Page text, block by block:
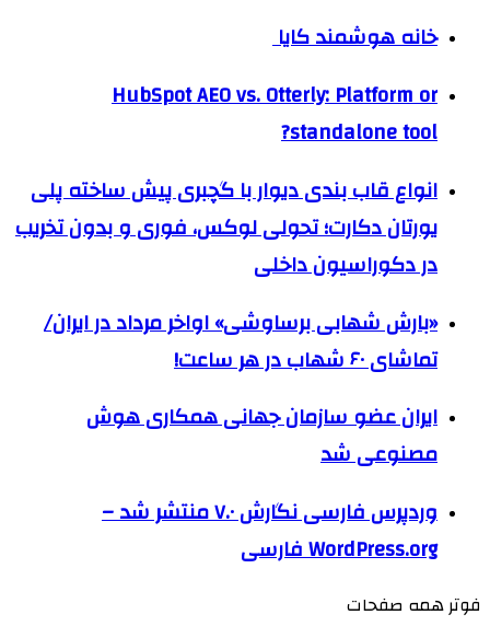
خانه هوشمند کایا
HubSpot AEO vs. Otterly: Platform or
standalone tool?
انواع قاب بندی دیوار با گچبری پیش ساخته پلی
یورتان دکارت؛ تحولی لوکس، فوری و بدون تخریب
در دکوراسیون داخلی
«بارش شهابی برساوشی» اواخر مرداد در ایران/
تماشای ۶۰ شهاب در هر ساعت!
ایران عضو سازمان جهانی همکاری هوش
مصنوعی شد
وردپرس فارسی نگارش ۷.۰ منتشر شد –
WordPress.org فارسی
فوتر همه صفحات